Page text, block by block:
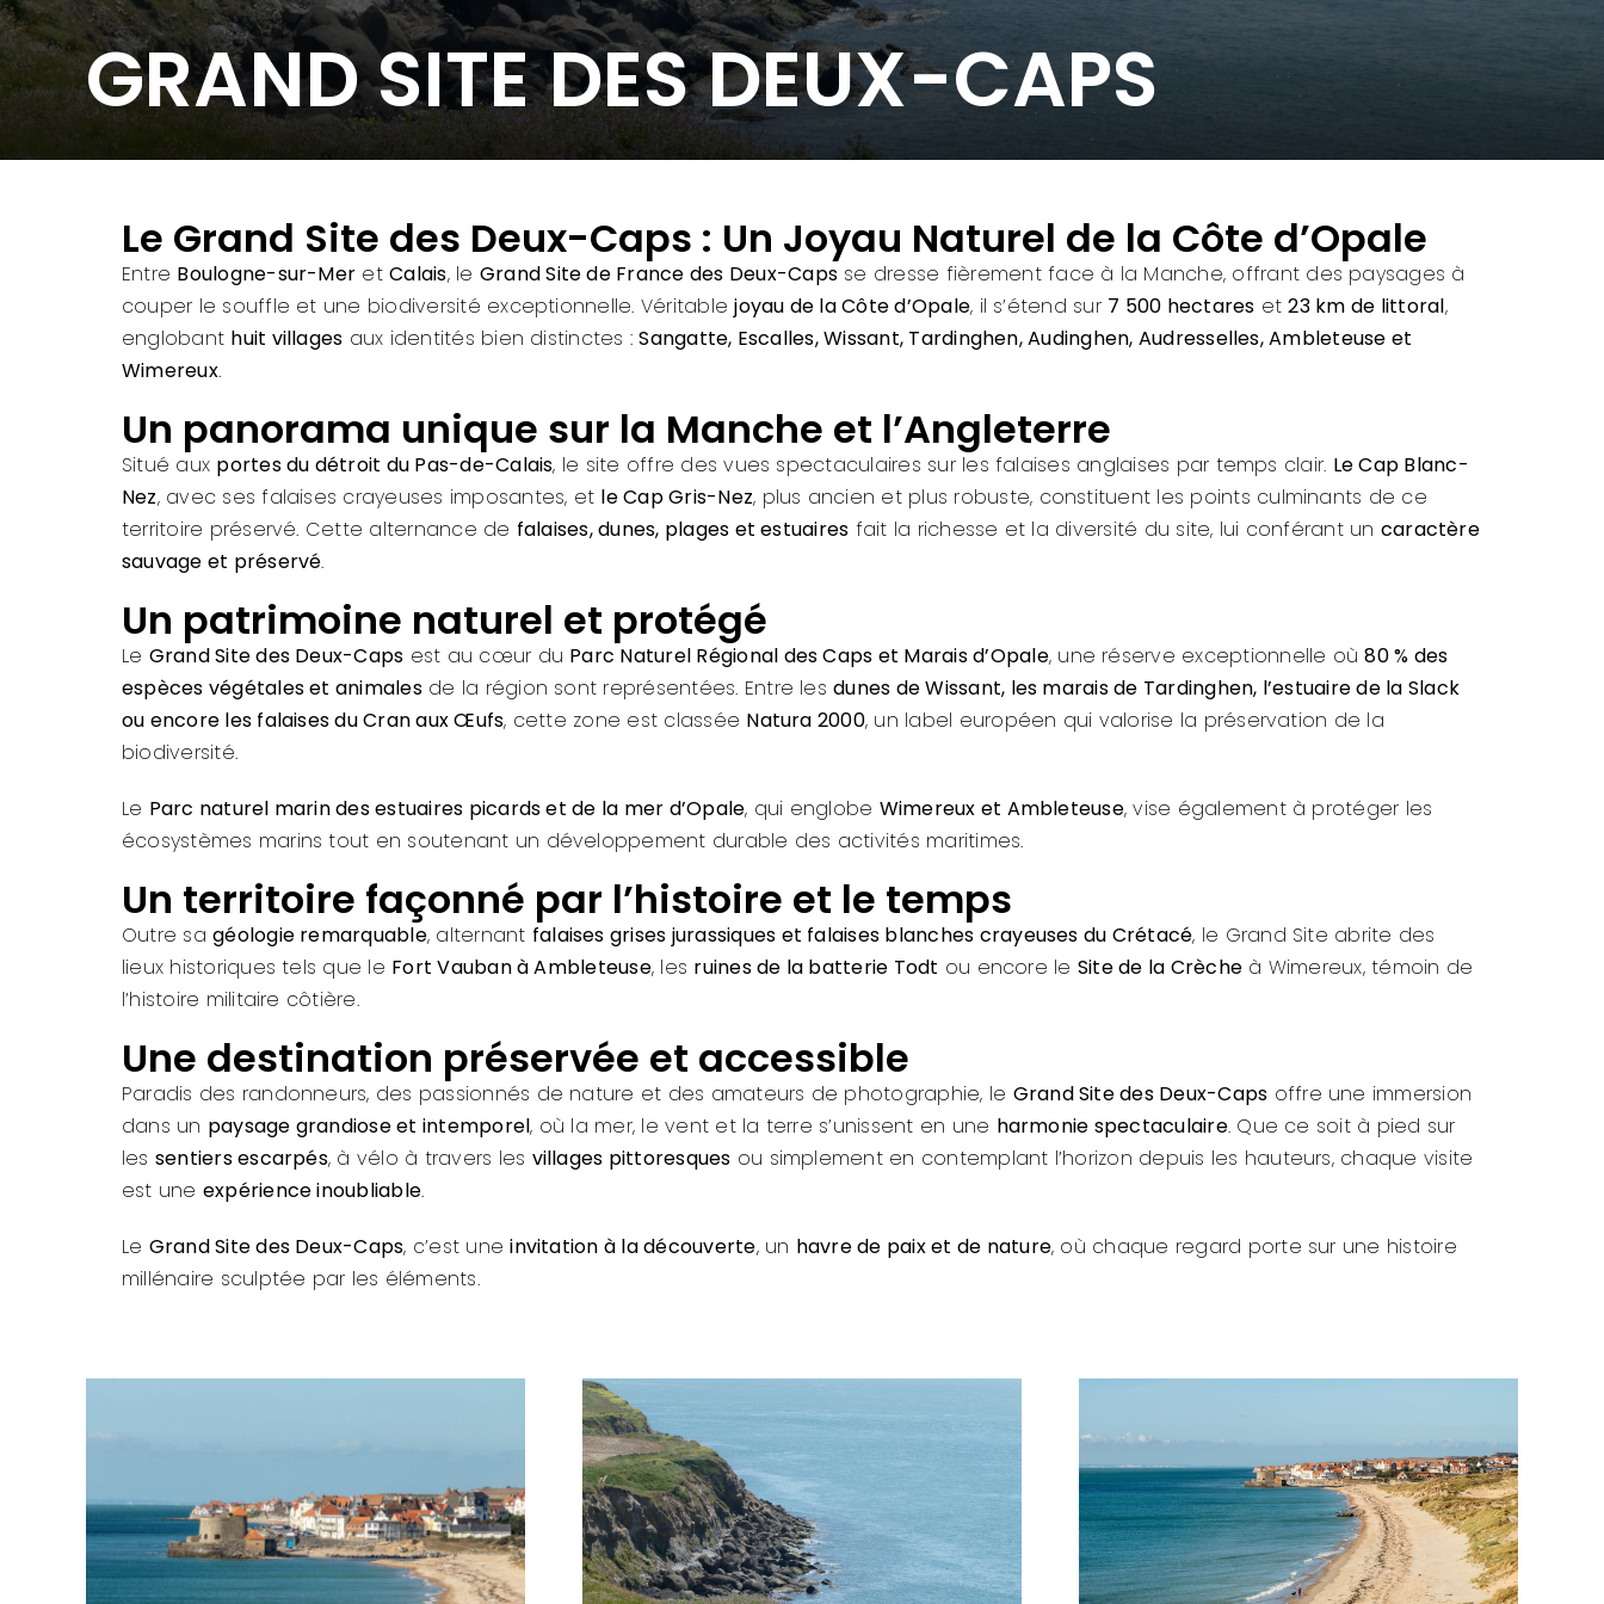
GRAND SITE DES DEUX-CAPS
Le Grand Site des Deux-Caps : Un Joyau Naturel de la Côte d’Opale
Entre Boulogne-sur-Mer etCalais, le Grand Site de France des Deux-Caps se dresse fièrement face à la Manche, offrant des paysages à
couper le souffle et une biodiversité exceptionnelle. Véritablejoyau de la Côte d’Opale, il s’étend sur 7 500 hectares et23 km de littoral,
englobant huit villages aux identités bien distinctes :Sangatte, Escalles, Wissant, Tardinghen, Audinghen, Audresselles, Ambleteuse et
Wimereux.
Un panorama unique sur la Manche et l’Angleterre
Situé aux portes du détroit du Pas-de-Calais, le site offre des vues spectaculaires sur les falaises anglaises par temps clair. Le Cap Blanc-
Nez, avec ses falaises crayeuses imposantes, et le Cap Gris-Nez, plus ancien et plus robuste, constituent les points culminants de ce
territoire préservé. Cette alternance de falaises, dunes, plages et estuaires fait la richesse et la diversité du site, lui conférant un caractère
sauvage et préservé.
Un patrimoine naturel et protégé
Le Grand Site des Deux-Caps est au cœur du Parc Naturel Régional des Caps et Marais d’Opale, une réserve exceptionnelle où80 % des
espèces végétales et animalesde la région sont représentées. Entre lesdunes de Wissant, les marais de Tardinghen, l’estuaire de la Slack
ou encore les falaises du Cran aux Œufs, cette zone est classée Natura 2000, un label européen qui valorise la préservation de la
biodiversité.
Le Parc naturel marin des estuaires picards et de la mer d’Opale, qui englobe Wimereux et Ambleteuse, vise également à protéger les
écosystèmes marins tout en soutenant un développement durable des activités maritimes.
Un territoire façonné par l’histoire et le temps
Outre sagéologie remarquable, alternant falaises grises jurassiques et falaises blanches crayeuses du Crétacé, le Grand Site abrite des
lieux historiques tels que le Fort Vauban à Ambleteuse, les ruines de la batterie Todt ou encore le Site de la Crèche à Wimereux, témoin de
l’histoire militaire côtière.
Une destination préservée et accessible
Paradis des randonneurs, des passionnés de nature et des amateurs de photographie, le Grand Site des Deux-Caps offre une immersion
dans un paysage grandiose et intemporel, où la mer, le vent et la terre s’unissent en une harmonie spectaculaire. Que ce soit à pied sur
les sentiers escarpés, à vélo à travers les villages pittoresques ou simplement en contemplant l’horizon depuis les hauteurs, chaque visite
est une expérience inoubliable.
Le Grand Site des Deux-Caps, c’est uneinvitation à la découverte, un havre de paix et de nature, où chaque regard porte sur une histoire
millénaire sculptée par les éléments.